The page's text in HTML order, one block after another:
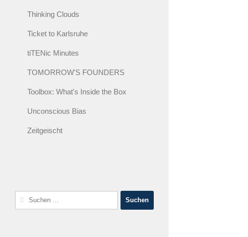
Thinking Clouds
Ticket to Karlsruhe
tiTENic Minutes
TOMORROW'S FOUNDERS
Toolbox: What's Inside the Box
Unconscious Bias
Zeitgeischt
Suche
nach: